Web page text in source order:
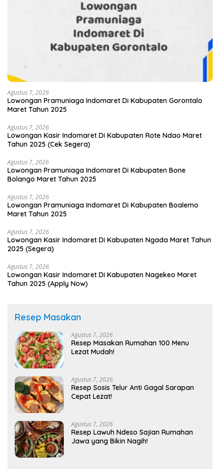
Agustus 7, 2026
Lowongan Pramuniaga Indomaret Di Kabupaten Gorontalo
Maret Tahun 2025
Agustus 7, 2026
Lowongan Kasir Indomaret Di Kabupaten Rote Ndao Maret
Tahun 2025 (Cek Segera)
Agustus 7, 2026
Lowongan Pramuniaga Indomaret Di Kabupaten Bone
Bolango Maret Tahun 2025
Agustus 7, 2026
Lowongan Pramuniaga Indomaret Di Kabupaten Boalemo
Maret Tahun 2025
Agustus 7, 2026
Lowongan Kasir Indomaret Di Kabupaten Ngada Maret Tahun
2025 (Segera)
Agustus 7, 2026
Lowongan Kasir Indomaret Di Kabupaten Nagekeo Maret
Tahun 2025 (Apply Now)
Resep Masakan
Agustus 7, 2026
Resep Masakan Rumahan 100 Menu
Lezat Mudah!
Agustus 7, 2026
Resep Sosis Telur Anti Gagal Sarapan
Cepat Lezat!
Agustus 7, 2026
Resep Lawuh Ndeso Sajian Rumahan
Jawa yang Bikin Nagih!